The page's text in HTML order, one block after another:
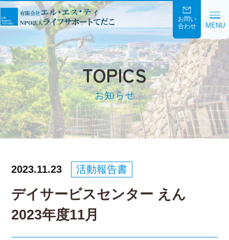
お問い
合わせ
MENU
TOPICS
お知らせ
デイサービスセンター えん
2023年度11月
2023.11.23 活動報告書